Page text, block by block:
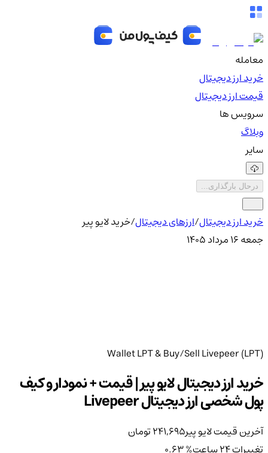
معامله
خرید ارز دیجیتال
قیمت ارز دیجیتال
سرویس ها
وبلاگ
سایر
درحال بارگذاری...
خرید ارز دیجیتال/ارزهای دیجیتال/خرید لایو پیر
جمعه ۱۶ مرداد ۱۴۰۵
Wallet LPT & Buy/Sell Livepeer (LPT)
خرید ارز دیجیتال لایو پیر | قیمت + نمودار و کیف
پول شخصی ارز دیجیتال Livepeer
آخرین قیمت لایو پیر241,695تومان
تغییرات 24 ساعت
0.63%